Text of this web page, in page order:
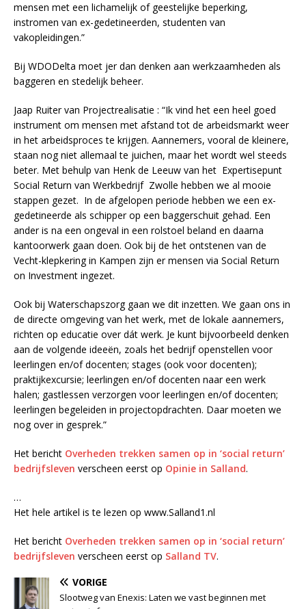
mensen met een lichamelijk of geestelijke beperking,
instromen van ex-gedetineerden, studenten van
vakopleidingen.”
Bij WDODelta moet jer dan denken aan werkzaamheden als
baggeren en stedelijk beheer.
Jaap Ruiter van Projectrealisatie : “Ik vind het een heel goed
instrument om mensen met afstand tot de arbeidsmarkt weer
in het arbeidsproces te krijgen. Aannemers, vooral de kleinere,
staan nog niet allemaal te juichen, maar het wordt wel steeds
beter. Met behulp van Henk de Leeuw van het Expertisepunt
Social Return van Werkbedrijf Zwolle hebben we al mooie
stappen gezet. In de afgelopen periode hebben we een ex-
gedetineerde als schipper op een baggerschuit gehad. Een
ander is na een ongeval in een rolstoel beland en daarna
kantoorwerk gaan doen. Ook bij de het ontstenen van de
Vecht-klepkering in Kampen zijn er mensen via Social Return
on Investment ingezet.
Ook bij Waterschapszorg gaan we dit inzetten. We gaan ons in
de directe omgeving van het werk, met de lokale aannemers,
richten op educatie over dát werk. Je kunt bijvoorbeeld denken
aan de volgende ideeën, zoals het bedrijf openstellen voor
leerlingen en/of docenten; stages (ook voor docenten);
praktijkexcursie; leerlingen en/of docenten naar een werk
halen; gastlessen verzorgen voor leerlingen en/of docenten;
leerlingen begeleiden in projectopdrachten. Daar moeten we
nog over in gesprek.”
Het bericht Overheden trekken samen op in ‘social return’
bedrijfsleven verscheen eerst op Opinie in Salland.
…
Het hele artikel is te lezen op www.Salland1.nl
Het bericht Overheden trekken samen op in ‘social return’
bedrijfsleven verscheen eerst op Salland TV.
VORIGE
Slootweg van Enexis: Laten we vast beginnen met